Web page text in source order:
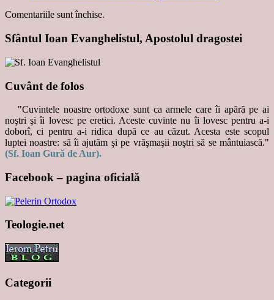
Comentariile sunt închise.
Sfântul Ioan Evanghelistul, Apostolul dragostei
Cuvânt de folos
"Cuvintele noastre ortodoxe sunt ca armele care îi apără pe ai
noştri şi îi lovesc pe eretici. Aceste cuvinte nu îi lovesc pentru a-i
doborî, ci pentru a-i ridica după ce au căzut. Acesta este scopul
luptei noastre: să îi ajutăm şi pe vrăşmaşii noştri să se mântuiască."
(Sf. Ioan Gură de Aur).
Facebook – pagina oficială
Teologie.net
Categorii